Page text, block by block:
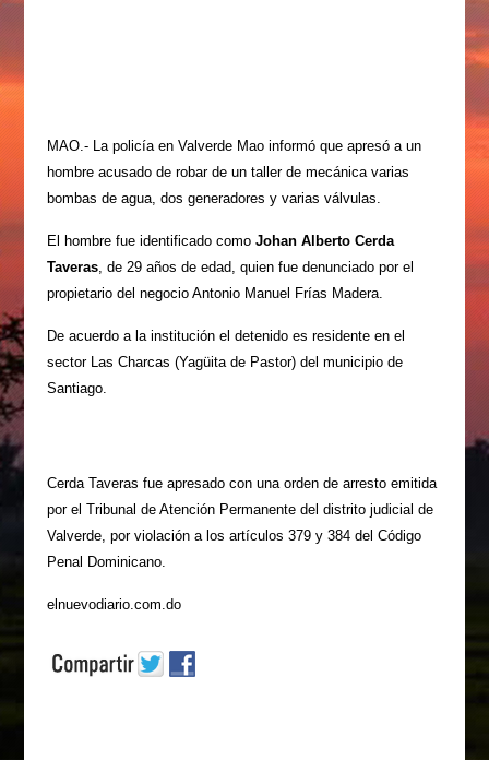
MAO.- La policía en Valverde Mao informó que apresó a un
hombre acusado de robar de un taller de mecánica varias
bombas de agua, dos generadores y varias válvulas.
El hombre fue identificado como Johan Alberto Cerda
Taveras, de 29 años de edad, quien fue denunciado por el
propietario del negocio Antonio Manuel Frías Madera.
De acuerdo a la institución el detenido es residente en el
sector Las Charcas (Yagüita de Pastor) del municipio de
Santiago.
Cerda Taveras fue apresado con una orden de arresto emitida
por el Tribunal de Atención Permanente del distrito judicial de
Valverde, por violación a los artículos 379 y 384 del Código
Penal Dominicano.
elnuevodiario.com.do